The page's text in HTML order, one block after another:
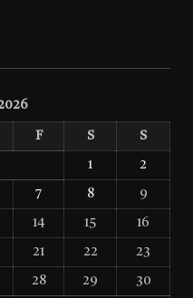
F S S
1 2
7 8 9
14 15 16
21 22 23
28 29 30